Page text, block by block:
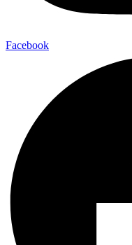
Facebook